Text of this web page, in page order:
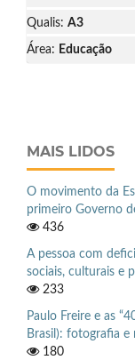
Qualis: A3
Área: Educação
MAIS LIDOS
O movimento da
primeiro Governo
436
A pessoa com
sociais, culturais e
233
Paulo Freire e as
Brasil): fotografia
180